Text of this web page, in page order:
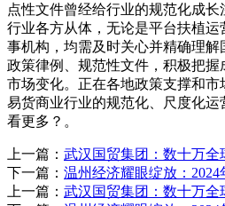
点性文件曾经给行业的规范化成
行业各方从体，无论是平台扶植
事机构，均需及时关心并精确理
政策律例、规范性文件，积极把
市场变化。正在各地政策支撑和
易货商业行业的规范化、尺度化
看更多？。
上一篇： 武汉国贸集团：数十万
下一篇： 温州经济耀眼绽放：
上一篇： 武汉国贸集团：数十万